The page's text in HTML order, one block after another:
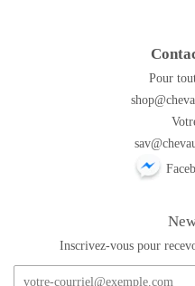
Pour
Inscrivez-vous pour